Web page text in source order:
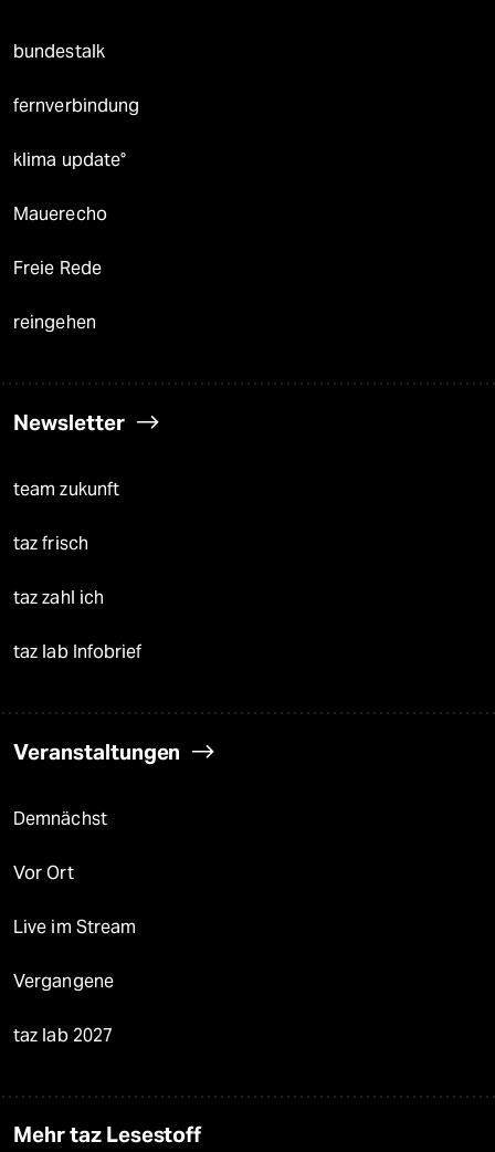
bundestalk
fernverbindung
klima update°
Mauerecho
Freie Rede
reingehen
Newsletter
team zukunft
taz frisch
taz zahl ich
taz lab Infobrief
Veranstaltungen
Demnächst
Vor Ort
Live im Stream
Vergangene
taz lab 2027
Mehr taz Lesestoff